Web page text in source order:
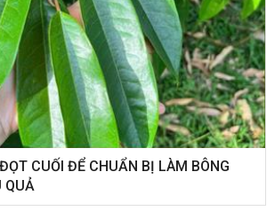
CUỐI ĐỂ CHUẨN BỊ LÀM BÔNG
QUẢ